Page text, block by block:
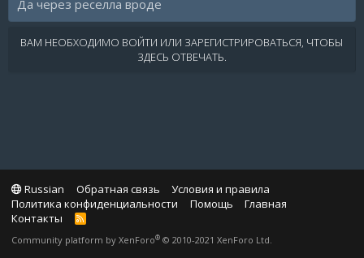
Да через реселла вроде
ВАМ НЕОБХОДИМО ВОЙТИ ИЛИ ЗАРЕГИСТРИРОВАТЬСЯ, ЧТОБЫ
ЗДЕСЬ ОТВЕЧАТЬ.
Russian Обратная связь
Условия и правила
Политика конфиденциальности
Помощь
Главная
Контакты
R
S
Community platform by XenForo® © 2010-2021 XenForo Ltd.